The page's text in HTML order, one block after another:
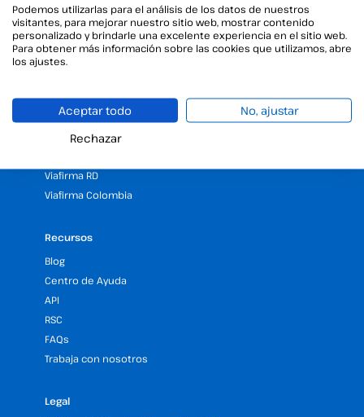
Validar firma electrónica
Firma Digital con la Ayuda del Kit Digital
25 Años de experiencia en firma electrónica
Programa de Partners
Nuestras Oficinas y Sedes (España y LATAM)
Viafirma RD
Viafirma Colombia
Recursos
Blog
Centro de Ayuda
API
RSC
FAQs
Trabaja con nosotros
Legal
Podemos utilizarlas para el análisis de los datos de nuestros
visitantes, para mejorar nuestro sitio web, mostrar contenido
personalizado y brindarle una excelente experiencia en el sitio web.
Para obtener más información sobre las cookies que utilizamos, abre
los ajustes.
Aceptar todo
No, ajustar
Rechazar